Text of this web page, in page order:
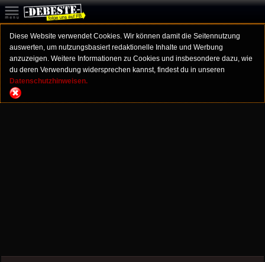
Diese Website verwendet Cookies. Wir können damit die Seitennutzung
auswerten, um nutzungsbasiert redaktionelle Inhalte und Werbung
anzuzeigen. Weitere Informationen zu Cookies und insbesondere dazu, wie
du deren Verwendung widersprechen kannst, findest du in unseren
Datenschutzhinweisen.